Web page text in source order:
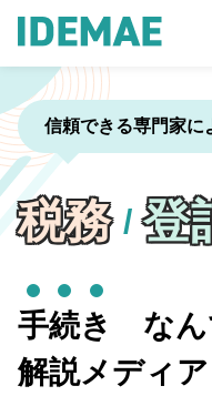
信頼できる専門家に
税務 / 登
手続き
な
解説メディア